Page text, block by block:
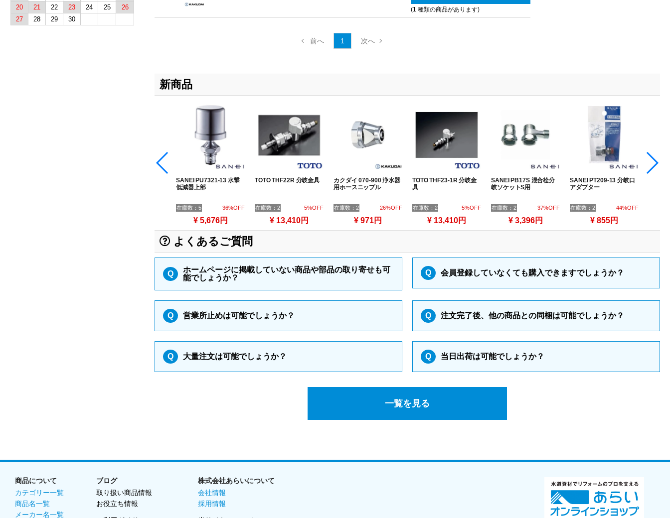
(1 種類の商品があります)
1
新商品
SANEI PU7321-13 水撃
低減器上部
在庫数：5 36%OFF
¥ 5,676円
TOTO THF22R 分岐金具
在庫数：2 5%OFF
¥ 13,410円
カクダイ 070-900 浄水器
用ホースニップル
在庫数：2 26%OFF
¥ 971円
TOTO THF23-1R 分岐金
具
在庫数：2 5%OFF
¥ 13,410円
SANEI PB17S 混合栓分
岐ソケットS用
在庫数：2 37%OFF
¥ 3,396円
SANEI PT209-13 分岐口
アダプター
在庫数：2 44%OFF
¥ 855円
よくあるご質問
Q
ホームページに掲載していない商品や部品の取り寄せも可
能でしょうか？
Q 会員登録していなくても購入できますでしょうか？
Q 営業所止めは可能でしょうか？ Q 注文完了後、他の商品との同梱は可能でしょうか？
Q 大量注文は可能でしょうか？ Q 当日出荷は可能でしょうか？
一覧を見る
20
21 22 23 24 25
26
27
28 29 30
商品について
カテゴリー一覧
商品名一覧
メーカー名一覧
ブログ
取り扱い商品情報
お役立ち情報
株式会社あらいについて
会社情報
採用情報